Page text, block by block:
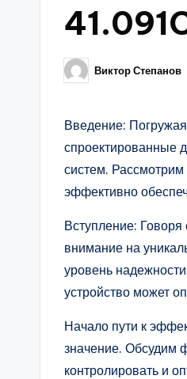
Posted
by
Виктор Степанов
Введение:
спроектированные
систем.
эффективно
Вступление:
внимание на
уровень
устройство может
Начало пути к
значение. Обсудим
контролировать и